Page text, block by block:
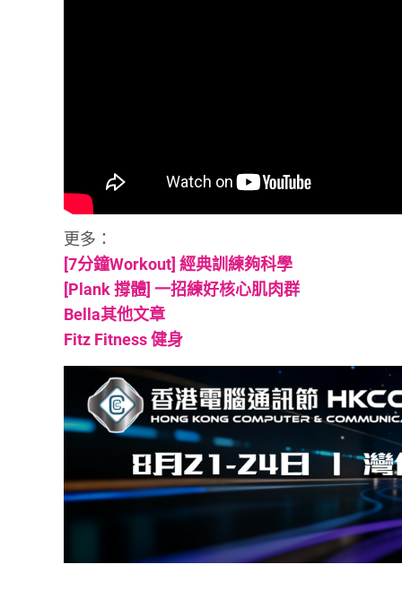
更多：
[7分鐘Workout] 經典訓練夠科學
[Plank 撐體] 一招練好核心肌肉群
Bella其他文章
Fitz Fitness健身